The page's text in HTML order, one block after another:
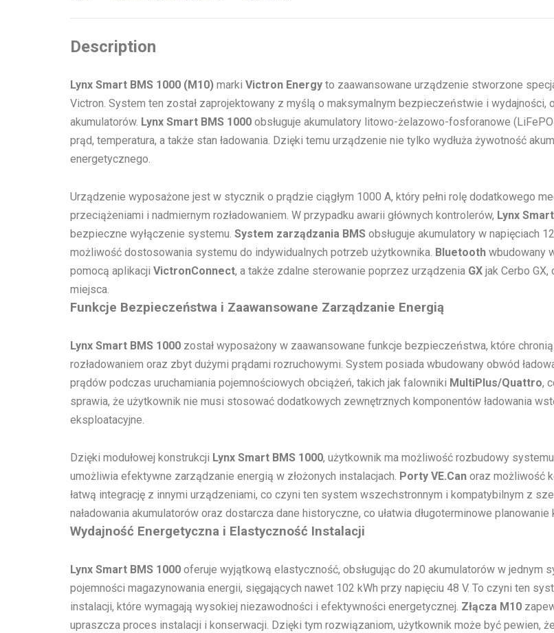
Description
Lynx Smart BMS 1000 (M10) marki Victron Energy to zaawansowane urządzenie stworzone
Victron. System ten został zaprojektowany z myślą o maksymalnym bezpieczeństwie i
akumulatorów. Lynx Smart BMS 1000 obsługuje akumulatory litowo-żelazowo-fosforanowe
prąd, temperatura, a także stan ładowania. Dzięki temu urządzenie nie tylko wydłuża żywotność
energetycznego.
Urządzenie wyposażone jest w stycznik o prądzie ciągłym 1000 A, który pełni rolę dodatkowego
przeciążeniami i nadmiernym rozładowaniem. W przypadku awarii głównych kontrolerów, Lynx
bezpieczne wyłączenie systemu. System zarządzania BMS obsługuje akumulatory w napięciach
możliwość dostosowania systemu do indywidualnych potrzeb użytkownika. Bluetooth wbudowany
pomocą aplikacji VictronConnect, a także zdalne sterowanie poprzez urządzenia GX jak Cerbo
miejsca.
Funkcje Bezpieczeństwa i Zaawansowane Zarządzanie Energią
Lynx Smart BMS 1000 został wyposażony w zaawansowane funkcje bezpieczeństwa, które
rozładowaniem oraz zbyt dużymi prądami rozruchowymi. System posiada wbudowany obwód
prądów podczas uruchamiania pojemnościowych obciążeń, takich jak falowniki MultiPlus/Quattro,
sprawia, że użytkownik nie musi stosować dodatkowych zewnętrznych komponentów ładowania
eksploatacyjne.
Dzięki modułowej konstrukcji Lynx Smart BMS 1000, użytkownik ma możliwość rozbudowy
umożliwia efektywne zarządzanie energią w złożonych instalacjach. Porty VE.Can oraz możliwość
łatwą integrację z innymi urządzeniami, co czyni ten system wszechstronnym i kompatybilnym z
naładowania akumulatorów oraz dostarcza dane historyczne, co ułatwia długoterminowe
Wydajność Energetyczna i Elastyczność Instalacji
Lynx Smart BMS 1000 oferuje wyjątkową elastyczność, obsługując do 20 akumulatorów w
pojemności magazynowania energii, sięgających nawet 102 kWh przy napięciu 48 V. To czyni ten
instalacji, które wymagają wysokiej niezawodności i efektywności energetycznej. Złącza M10
upraszcza proces instalacji i konserwacji. Dzięki tym rozwiązaniom, użytkownik może być pewien,